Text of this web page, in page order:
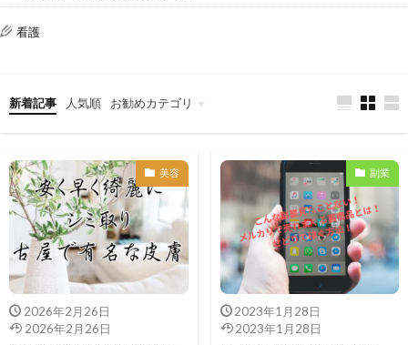
看護
新着記事 人気順 お勧めカテゴリ
美容
2026年2月26日
2026年2月26日
副業
2023年1月28日
2023年1月28日